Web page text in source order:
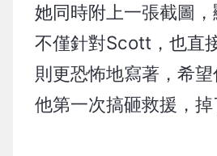
她同時附上一張截圖
不僅針對Scott，也直
則更恐怖地寫著，希
他第一次搞砸救援，